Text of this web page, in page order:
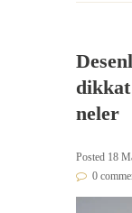
neler
Posted 18
0